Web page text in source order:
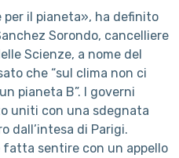
per il pianeta», ha definito
Sorondo, cancelliere
Scienze, a nome del
che “sul clima non ci
pianeta B”. I governi
uniti con una sdegnata
dall’intesa di Parigi.
fatta sentire con un appello